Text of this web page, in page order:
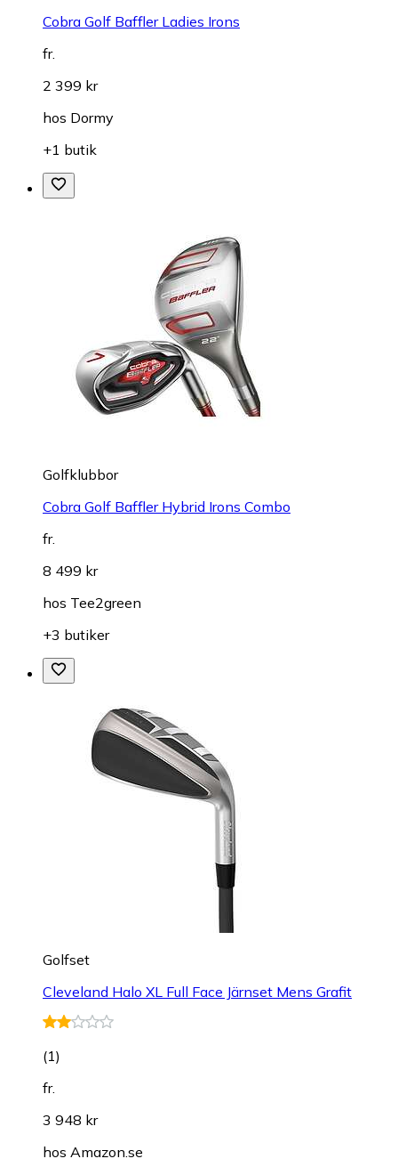
Cobra Golf Baffler Ladies Irons
fr.
2 399 kr
hos Dormy
+1 butik
Golfklubbor
Cobra Golf Baffler Hybrid Irons Combo
fr.
8 499 kr
hos Tee2green
+3 butiker
Golfset
Cleveland Halo XL Full Face Järnset Mens Grafit
(1)
fr.
3 948 kr
hos Amazon.se